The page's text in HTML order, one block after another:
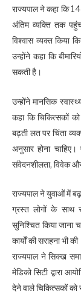
राज्यपाल ने कहा कि
अंतिम व्यक्ति तक
विश्वास व्यक्त किया
उन्होंने कहा कि
सकती है।
उन्होंने मानसिक
कहा कि चिकित्सकों
बढ़ती लत पर चिंता
अनुसार होना
संवेदनशीलता, विवेक और
राज्यपाल ने युवाओं में
ग्रस्त लोगों के साथ
सुनिश्चित किया जाना
कार्यों की सराहना भी
राज्यपाल ने सिक्ख
मेडिको सिटी द्वारा
देने वाले चिकित्सकों को